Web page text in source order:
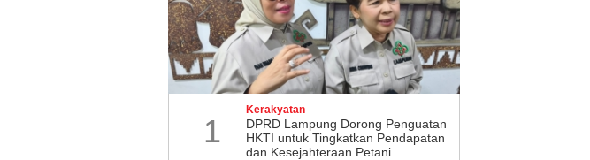
1
Kerakyatan
DPRD Lampung Dorong Penguatan
HKTI untuk Tingkatkan Pendapatan
dan Kesejahteraan Petani